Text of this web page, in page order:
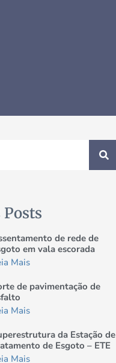
de rede de
em vala escorada
Mais
de pavimentação de
Mais
da Estação de
de Esgoto – ETE
Mais